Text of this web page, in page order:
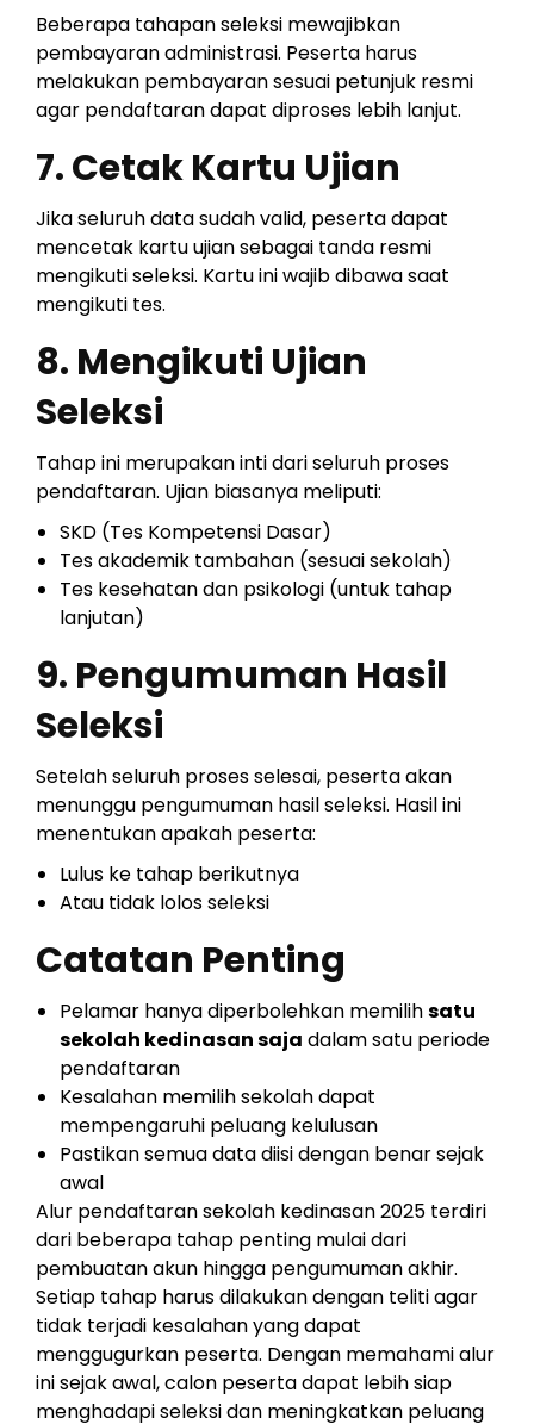
Beberapa tahapan seleksi mewajibkan
pembayaran administrasi. Peserta harus
melakukan pembayaran sesuai petunjuk resmi
agar pendaftaran dapat diproses lebih lanjut.
7. Cetak Kartu Ujian
Jika seluruh data sudah valid, peserta dapat
mencetak kartu ujian sebagai tanda resmi
mengikuti seleksi. Kartu ini wajib dibawa saat
mengikuti tes.
8. Mengikuti Ujian
Seleksi
Tahap ini merupakan inti dari seluruh proses
pendaftaran. Ujian biasanya meliputi:
SKD (Tes Kompetensi Dasar)
Tes akademik tambahan (sesuai sekolah)
Tes kesehatan dan psikologi (untuk tahap
lanjutan)
9. Pengumuman Hasil
Seleksi
Setelah seluruh proses selesai, peserta akan
menunggu pengumuman hasil seleksi. Hasil ini
menentukan apakah peserta:
Lulus ke tahap berikutnya
Atau tidak lolos seleksi
Catatan Penting
Pelamar hanya diperbolehkan memilihsatu
sekolah kedinasan saja dalam satu periode
pendaftaran
Kesalahan memilih sekolah dapat
mempengaruhi peluang kelulusan
Pastikan semua data diisi dengan benar sejak
awal
Alur pendaftaran sekolah kedinasan 2025 terdiri
dari beberapa tahap penting mulai dari
pembuatan akun hingga pengumuman akhir.
Setiap tahap harus dilakukan dengan teliti agar
tidak terjadi kesalahan yang dapat
menggugurkan peserta. Dengan memahami alur
ini sejak awal, calon peserta dapat lebih siap
menghadapi seleksi dan meningkatkan peluang